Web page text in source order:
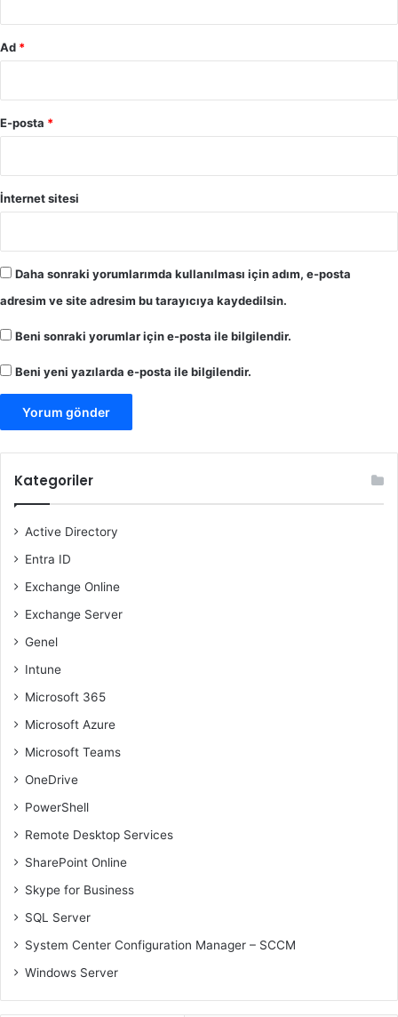
Ad *
E-posta *
İnternet sitesi
Daha sonraki yorumlarımda kullanılması için adım, e-posta
adresim ve site adresim bu tarayıcıya kaydedilsin.
Beni sonraki yorumlar için e-posta ile bilgilendir.
Beni yeni yazılarda e-posta ile bilgilendir.
Kategoriler
Active Directory
Entra ID
Exchange Online
Exchange Server
Genel
Intune
Microsoft 365
Microsoft Azure
Microsoft Teams
OneDrive
PowerShell
Remote Desktop Services
SharePoint Online
Skype for Business
SQL Server
System Center Configuration Manager – SCCM
Windows Server